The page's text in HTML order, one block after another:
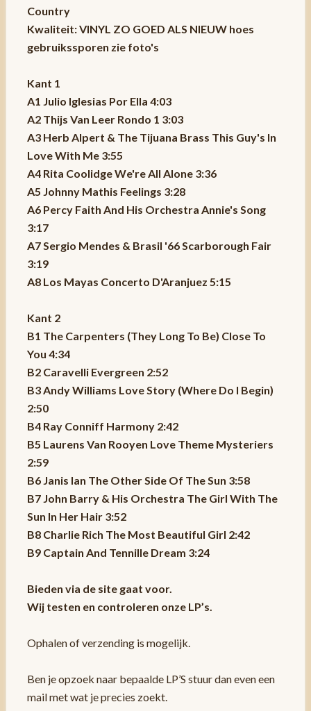
Country
Kwaliteit: VINYL ZO GOED ALS NIEUW hoes
gebruikssporen zie foto's
Kant 1
A1 Julio Iglesias Por Ella 4:03
A2 Thijs Van Leer Rondo 1 3:03
A3 Herb Alpert & The Tijuana Brass This Guy's In
Love With Me 3:55
A4 Rita Coolidge We're All Alone 3:36
A5 Johnny Mathis Feelings 3:28
A6 Percy Faith And His Orchestra Annie's Song
3:17
A7 Sergio Mendes & Brasil '66 Scarborough Fair
3:19
A8 Los Mayas Concerto D'Aranjuez 5:15
Kant 2
B1 The Carpenters (They Long To Be) Close To
You 4:34
B2 Caravelli Evergreen 2:52
B3 Andy Williams Love Story (Where Do I Begin)
2:50
B4 Ray Conniff Harmony 2:42
B5 Laurens Van Rooyen Love Theme Mysteriers
2:59
B6 Janis Ian The Other Side Of The Sun 3:58
B7 John Barry & His Orchestra The Girl With The
Sun In Her Hair 3:52
B8 Charlie Rich The Most Beautiful Girl 2:42
B9 Captain And Tennille Dream 3:24
Bieden via de site gaat voor.
Wij testen en controleren onze LP’s.
Ophalen of verzending is mogelijk.
Ben je opzoek naar bepaalde LP’S stuur dan even een
mail met wat je precies zoekt.